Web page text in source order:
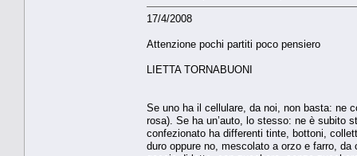
17/4/2008
Attenzione pochi partiti poco pensiero
LIETTA TORNABUONI
Se uno ha il cellulare, da noi, non basta: ne
rosa). Se ha un’auto, lo stesso: ne è subito
confezionato ha differenti tinte, bottoni,
duro oppure no, mescolato a orzo e farro,